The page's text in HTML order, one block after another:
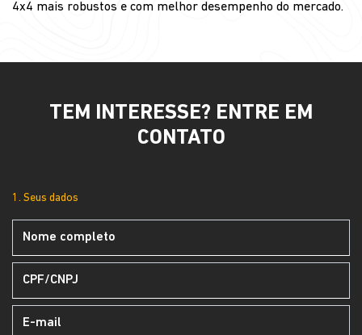
4x4 mais robustos e com melhor desempenho do mercado.
TEM INTERESSE? ENTRE EM
CONTATO
1. Seus dados